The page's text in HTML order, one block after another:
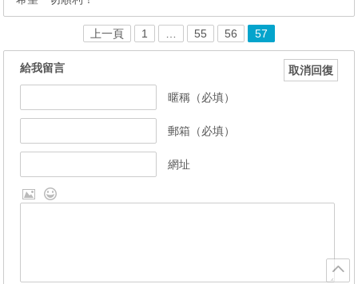
上一頁 1 55 56 57
給我留言 取消回復
暱稱（必填）
郵箱（必填）
網址